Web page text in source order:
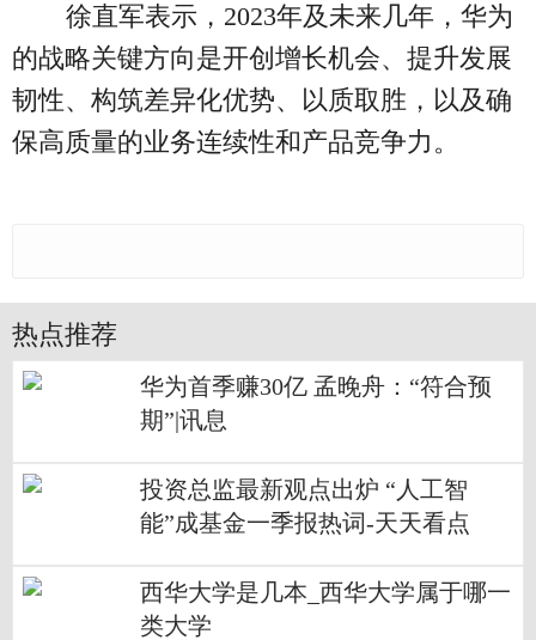
徐直军表示，2023年及未来几年，华为
的战略关键方向是开创增长机会、提升发展
韧性、构筑差异化优势、以质取胜，以及确
保高质量的业务连续性和产品竞争力。
热点推荐
华为首季赚30亿 孟晚舟：“符合预
期”|讯息
投资总监最新观点出炉 “人工智
能”成基金一季报热词-天天看点
西华大学是几本_西华大学属于哪一
类大学